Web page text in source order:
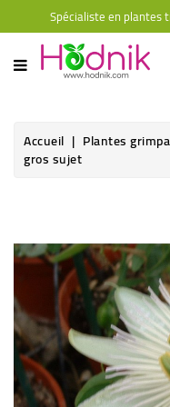
Spécialiste en plantes
CATÉGORIE
PLANTES
GRIMPANTES
BRUGMANSIAS
PLANTES
RUSTIQUES
PLANTES
RETOMBANTES
Accueil
Plantes
gros sujet